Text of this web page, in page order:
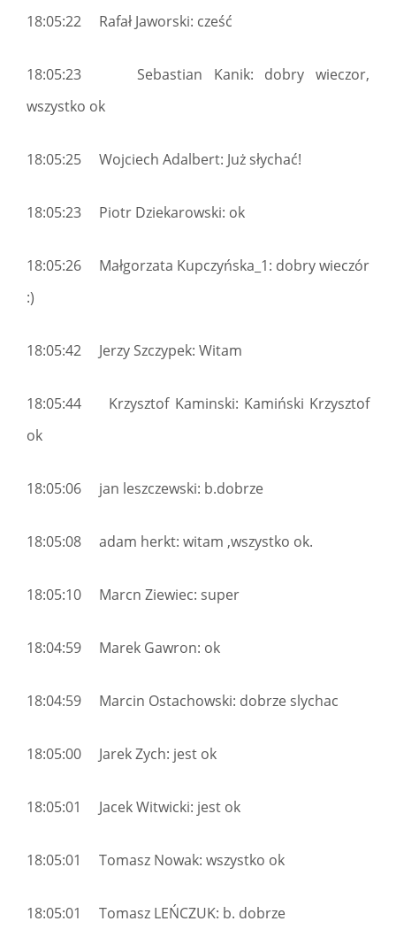
18:05:22 Rafał Jaworski: cześć
18:05:23 Sebastian Kanik: dobry wieczor,
wszystko ok
18:05:25 Wojciech Adalbert: Już słychać!
18:05:23 Piotr Dziekarowski: ok
18:05:26 Małgorzata Kupczyńska_1: dobry wieczór
:)
18:05:42 Jerzy Szczypek: Witam
18:05:44 Krzysztof Kaminski: Kamiński Krzysztof
ok
18:05:06 jan leszczewski: b.dobrze
18:05:08 adam herkt: witam ,wszystko ok.
18:05:10 Marcn Ziewiec: super
18:04:59 Marek Gawron: ok
18:04:59 Marcin Ostachowski: dobrze slychac
18:05:00 Jarek Zych: jest ok
18:05:01 Jacek Witwicki: jest ok
18:05:01 Tomasz Nowak: wszystko ok
18:05:01 Tomasz LEŃCZUK: b. dobrze